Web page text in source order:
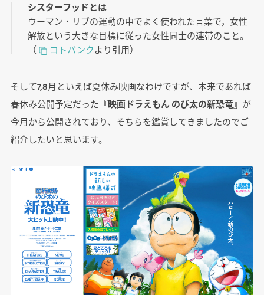
シスターフッドとは
ウーマン・リブの運動の中でよく使われた言葉で，女性
解放という大きな目標に従った女性同士の連帯のこと。
（
コトバンクより引用）
そして7,8月といえば夏休み映画なわけですが、本来であれば
春休み公開予定だった 『映画ドラえもん のび太の新恐竜』 が
今月から公開されており、そちらを鑑賞してきましたのでご
紹介したいと思います。